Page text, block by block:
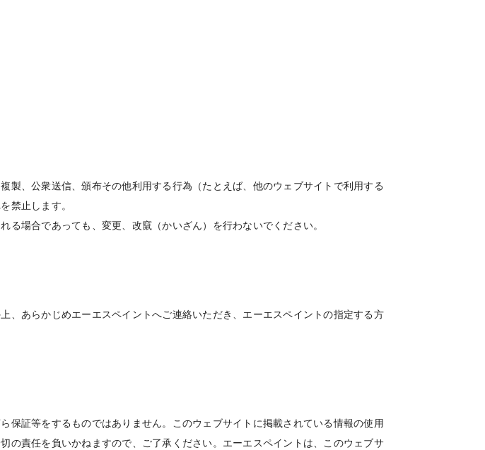
、公衆送信、頒布その他利用する行為（たとえば、他のウェブサイトで利用する
禁止します。
場合であっても、変更、改竄（かいざん）を行わないでください。
あらかじめエーエスペイントへご連絡いただき、エーエスペイントの指定する方
証等をするものではありません。このウェブサイトに掲載されている情報の使用
の責任を負いかねますので、ご了承ください。エーエスペイントは、このウェブサ